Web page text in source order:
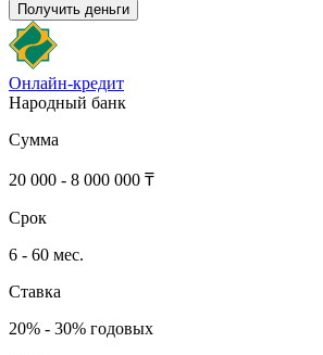
Получить деньги
Онлайн-кредит
Народный банк
Сумма
20 000 - 8 000 000 ₸
Срок
6 - 60 мес.
Ставка
20% - 30% годовых